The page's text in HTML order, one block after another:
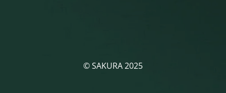
© SAKURA 2025